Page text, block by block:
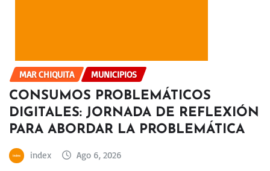
MAR CHIQUITA MUNICIPIOS
CONSUMOS PROBLEMÁTICOS
DIGITALES: JORNADA DE REFLEXIÓN
PARA ABORDAR LA PROBLEMÁTICA
index Ago 6, 2026